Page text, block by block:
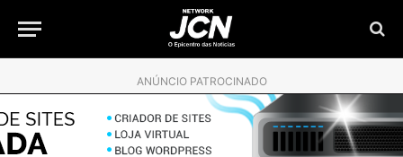
ANÚNCIO PATROCINADO